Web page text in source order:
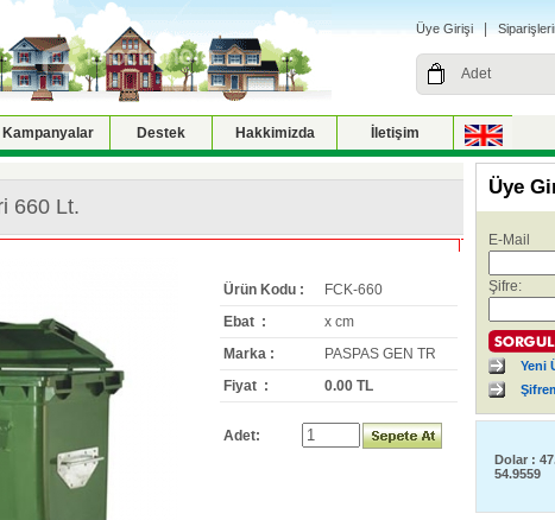
Üye Girişi |
Adet
Kampanyalar Destek Hakkimizda İletişim
660 Lt.
Ürün Kodu :
FCK-660
Ebat :
x cm
Marka :
PASPAS GEN TR
Fiyat :
0.00 TL
Adet:
Üye
E-Mail
Şifre:
Yeni
Dolar :
54.9559